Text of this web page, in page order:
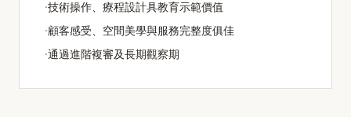
·技術操作、療程設計具教育示範價值
·顧客感受、空間美學與服務完整度俱佳
·通過進階複審及長期觀察期